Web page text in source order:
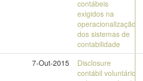
contábeis
exigidos na
operacionalização
dos sistemas de
contabilidade
7-Out-2015
Disclosure
contábil voluntário